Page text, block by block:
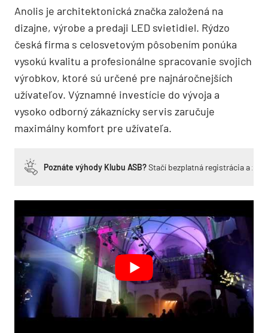
Anolis je architektonická značka založená na
dizajne, výrobe a predaji LED svietidiel. Rýdzo
česká firma s celosvetovým pôsobením ponúka
vysokú kvalitu a profesionálne spracovanie svojich
výrobkov, ktoré sú určené pre najnáročnejších
užívateľov. Významné investície do vývoja a
vysoko odborný zákaznícky servis zaručuje
maximálny komfort pre užívateľa.
Poznáte výhody Klubu ASB?Stačí bezplatná registrácia a